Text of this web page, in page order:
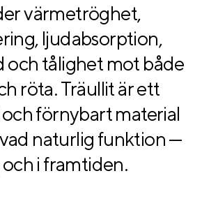
värmetröghet,
ljudabsorption,
och tålighet mot både
röta. Träullit är ett
förnybart material
naturlig funktion —
i framtiden.